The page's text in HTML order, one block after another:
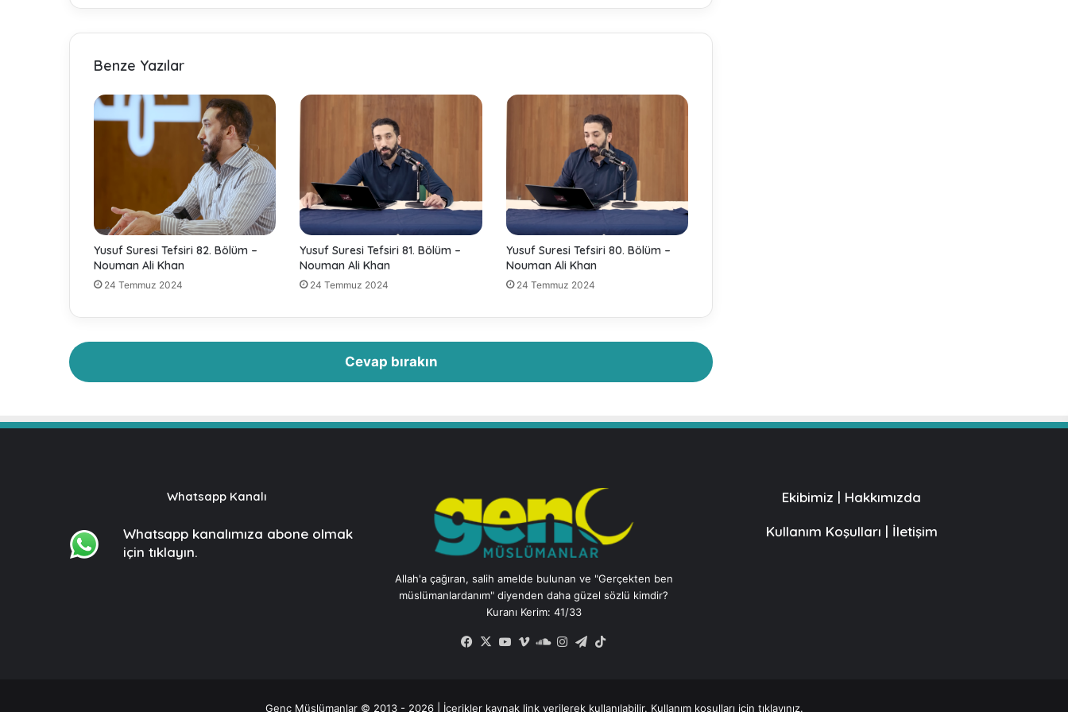
e
b
a
E
d
r
m
"
r
l
v
Benze Yazılar
Yusuf Suresi Tefsiri 82. Bölüm –
Nouman Ali Khan
24 Temmuz 2024
Yusuf Suresi Tefsiri 81. Bölüm –
Nouman Ali Khan
24 Temmuz 2024
Yusuf Suresi Tefsiri 80. Bölüm –
Nouman Ali Khan
24 Temmuz 2024
Cevap bırakın
Whatsapp Kanalı
Whatsapp kanalımıza abone olmak
için tıklayın.
Allah'a çağıran, salih amelde bulunan ve "Gerçekten ben
müslümanlardanım" diyenden daha güzel sözlü kimdir?
Kuranı Kerim: 41/33
Facebook
X YouTube
VimeoSoundCloud
Instagram
Telegram
Ekibimiz | Hakkımızda
Kullanım Koşulları | İletişim
Genç Müslümanlar © 2013 - 2026 | İçerikler kaynak link verilerek kullanılabilir. Kullanım koşulları için tıklayınız.